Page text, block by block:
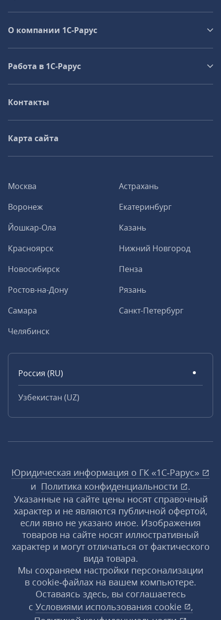
Москва
Астрахань
Воронеж
Екатеринбург
Йошкар-Ола
Казань
Красноярск
Нижний Новгород
Новосибирск
Пенза
Ростов-на-Дону
Рязань
Самара
Санкт-Петербург
Челябинск
Россия (RU)
Узбекистан (UZ)
О компании 1C-Рарус
Работа в 1С‑Рарус
Контакты
Карта сайта
Юридическая информация о ГК «1С‑Рарус»
и Политика конфиденциальности
.
Указанные на сайте цены носят справочный
характер и не являются публичной офертой,
если явно не указано иное. Изображения
товаров на сайте носят иллюстративный
характер и могут отличаться от фактического
вида товара.
Мы сохраняем настройки персонализации
в cookie‑файлах на вашем компьютере.
Оставаясь здесь, вы соглашаетесь
с Условиями использования cookie
,